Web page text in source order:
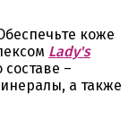
коже
Lady's
составе –
а также